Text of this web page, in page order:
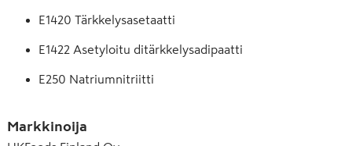
E1420 Tärkkelysasetaatti
E1422 Asetyloitu ditärkkelysadipaatti
E250 Natriumnitriitti
E300 Askorbiinihappo
Markkinoija